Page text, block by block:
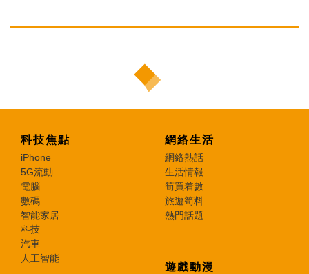
科技焦點
iPhone
5G流動
電腦
數碼
智能家居
科技
汽車
人工智能
網絡生活
網絡熱話
生活情報
筍買着數
旅遊筍料
熱門話題
遊戲動漫